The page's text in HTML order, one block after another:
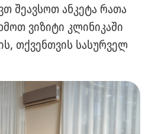
შეავსოთ ანკეტა რათა
ვიზიტი კლინიკაში
თქვენთვის სასურველ